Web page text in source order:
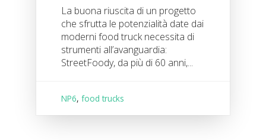
La buona riuscita di un progetto
che sfrutta le potenzialità date dai
moderni food truck necessita di
strumenti all’avanguardia:
StreetFoody, da più di 60 anni,...
NP6,food trucks